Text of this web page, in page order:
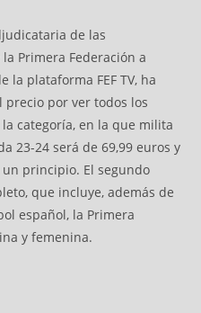
de las
Primera Federación a
la plataforma FEF TV, ha
precio por ver todos los
categoría, en la que milita
23-24 será de 69,99 euros y
principio. El segundo
que incluye, además de
español, la Primera
y femenina.